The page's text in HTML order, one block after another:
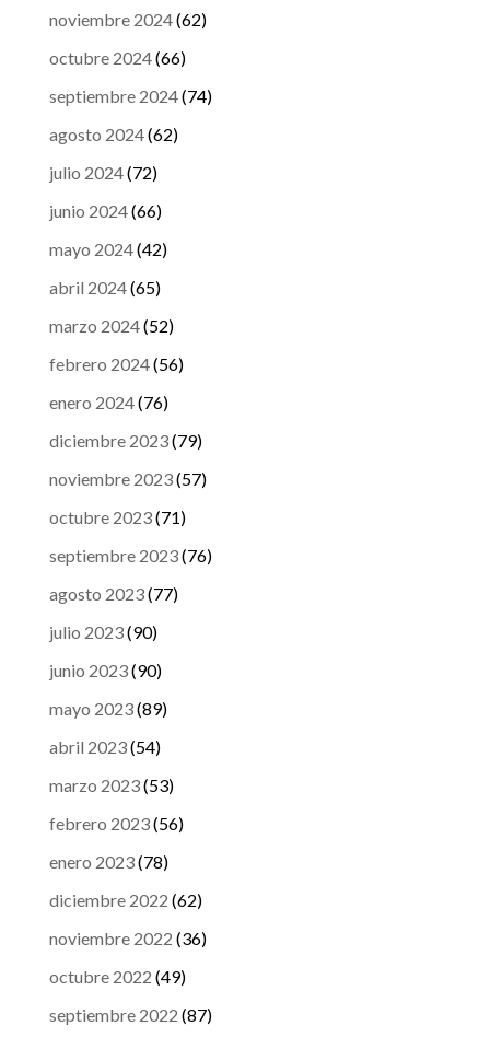
noviembre 2024(62)
octubre 2024(66)
septiembre 2024(74)
agosto 2024(62)
julio 2024(72)
junio 2024(66)
mayo 2024(42)
abril 2024(65)
marzo 2024(52)
febrero 2024(56)
enero 2024(76)
diciembre 2023(79)
noviembre 2023(57)
octubre 2023(71)
septiembre 2023(76)
agosto 2023(77)
julio 2023(90)
junio 2023(90)
mayo 2023(89)
abril 2023(54)
marzo 2023(53)
febrero 2023(56)
enero 2023(78)
diciembre 2022 (62)
noviembre 2022 (36)
octubre 2022 (49)
septiembre 2022 (87)